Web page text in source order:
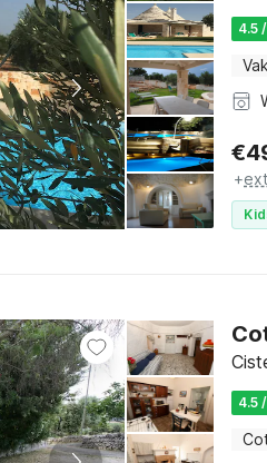
4.5
€
+
4.5